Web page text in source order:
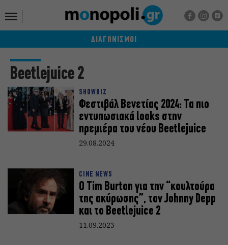
ΔΙΑΓΩΝΙΣΜΟΙ
Beetlejuice 2
SHOWBIZ
Φεστιβάλ Βενετίας 2024: Τα πιο
εντυπωσιακά looks στην
πρεμιέρα του νέου Beetlejuice
29.08.2024
CINE NEWS
Ο Tim Burton για την “κουλτούρα
της ακύρωσης”, τον Johnny Depp
και το Beetlejuice 2
11.09.2023